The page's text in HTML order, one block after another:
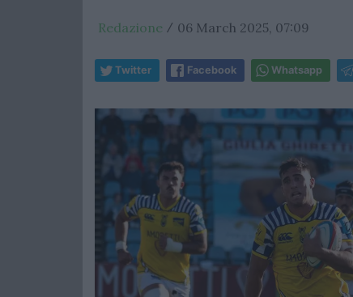
Redazione / 06 March 2025, 07:09
Twitter Facebook Whatsapp